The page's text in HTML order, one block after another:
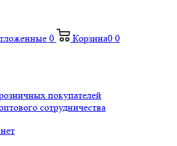
0 Корзина0 0
покупателей
сотрудничества